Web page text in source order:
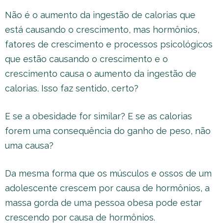
Não é o aumento da ingestão de calorias que
está causando o crescimento, mas hormônios,
fatores de crescimento e processos psicológicos
que estão causando o crescimento e o
crescimento causa o aumento da ingestão de
calorias. Isso faz sentido, certo?
E se a obesidade for similar? E se as calorias
forem uma consequência do ganho de peso, não
uma causa?
Da mesma forma que os músculos e ossos de um
adolescente crescem por causa de hormônios, a
massa gorda de uma pessoa obesa pode estar
crescendo por causa de hormônios.